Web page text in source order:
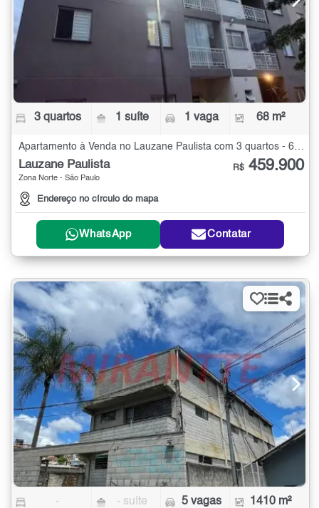
3 quartos 1 suíte 1 vaga 68 m²
Lauzane Paulista
Zona Norte - São Paulo
Endereço no círculo do mapa
R$ 459.900
WhatsApp Contatar
- - suíte 5 vagas 1410 m²